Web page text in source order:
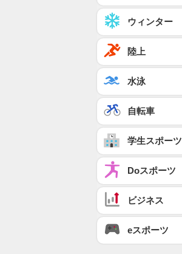
ウィンター
陸上
水泳
自転車
学生スポーツ
Doスポーツ
ビジネス
eスポーツ